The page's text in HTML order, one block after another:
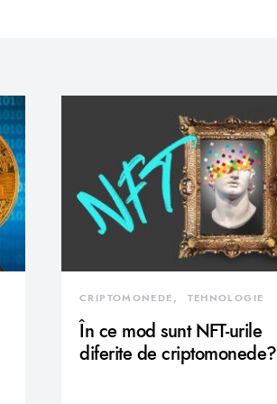
CRIPTOMONEDE TEHNOLOGIE
În ce mod sunt NFT-urile
diferite de criptomonede?